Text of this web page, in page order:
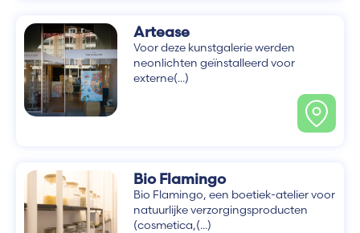
Artease
Voor deze kunstgalerie werden
neonlichten geïnstalleerd voor
externe(...)
Bio Flamingo
Bio Flamingo, een boetiek-atelier voor
natuurlijke verzorgingsproducten
(cosmetica,(...)